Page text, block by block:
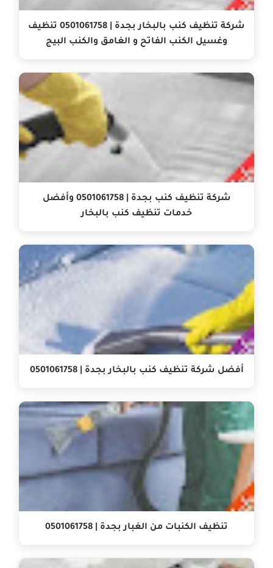
شركة تنظيف كنب بالبخار بجدة | 0501061758 تنظيف
وغسيل الكنب الفاتح و الغامق والكنب البيج
شركة تنظيف كنب بجدة | 0501061758 وأفضل
خدمات تنظيف كنب بالبخار
أفضل شركة تنظيف كنب بالبخار بجدة | 0501061758
تنظيف الكنبات من الغبار بجدة | 0501061758